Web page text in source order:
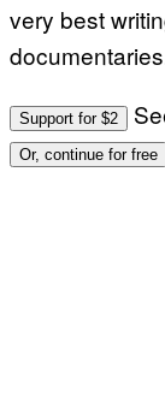
very best
Support for $2
Or, continue for free